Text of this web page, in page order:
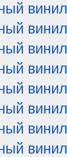
винил
винил
винил
винил
винил
винил
винил
винил